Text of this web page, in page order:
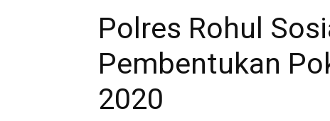
Polres Rohul
Pembentukan
2020